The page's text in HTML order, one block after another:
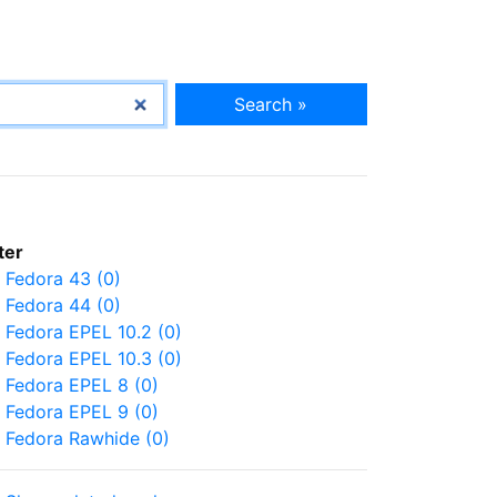
Search »
Fedora 43 (0)
Fedora 44 (0)
Fedora EPEL 10.2 (0)
Fedora EPEL 10.3 (0)
Fedora EPEL 8 (0)
Fedora EPEL 9 (0)
Fedora Rawhide (0)